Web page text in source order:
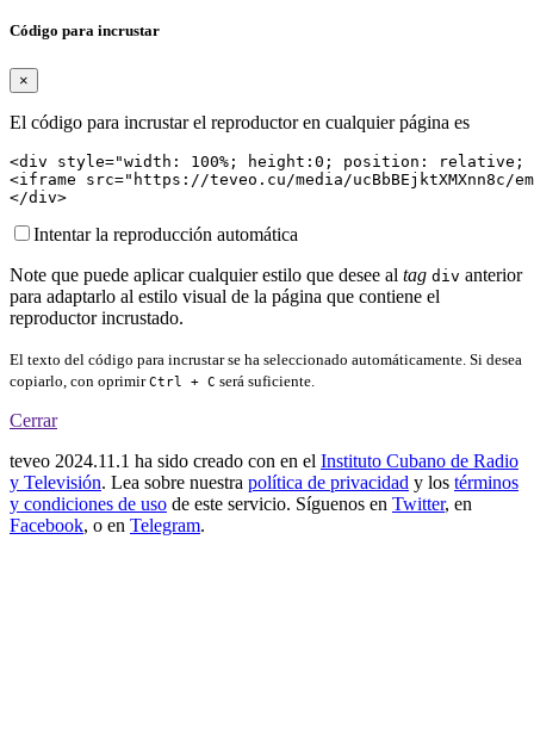
Código para incrustar
×
El código para incrustar el reproductor en cualquier página es
<div style="width: 100%; height:0; position: relative;
<iframe src="https://teveo.cu/media/
</div>
Intentar la reproducción automática
Note que puede aplicar cualquier estilo que desee al tag div anterior
para adaptarlo al estilo visual de la página que contiene el
reproductor incrustado.
El texto del código para incrustar se ha seleccionado automáticamente. Si desea
copiarlo, con oprimirCtrl + C será suficiente.
Cerrar
teveo 2024.11.1 ha sido creado con en el Instituto Cubano de Radio
y Televisión. Lea sobre nuestra política de privacidad y los términos
y condiciones de uso de este servicio. Síguenos en Twitter, en
Facebook, o en Telegram.